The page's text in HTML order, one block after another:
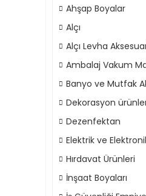
Ahşap Boyalar
Alçı
Alçı Levha
Ambalaj Vakum
Banyo ve Mutfak
Dekorasyon
Dezenfektan
Elektrik ve
Hırdavat Ürünleri
İnşaat Boyaları